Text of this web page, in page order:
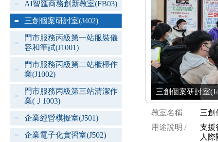
AI智匯商務創新教室(FB03)
三創個案研討室(J402)
門市服務丙級第一站服裝儀
容和筆試(J1001)
門市服務丙級第二站櫃檯作
業(J1002)
門市服務丙級第三站清潔作
業(Ｊ1003)
企業經營模擬室(J501)
企業電子化實習室(J502)
三創個案研討室
教室名稱
三創
用途說明 /
支援
人